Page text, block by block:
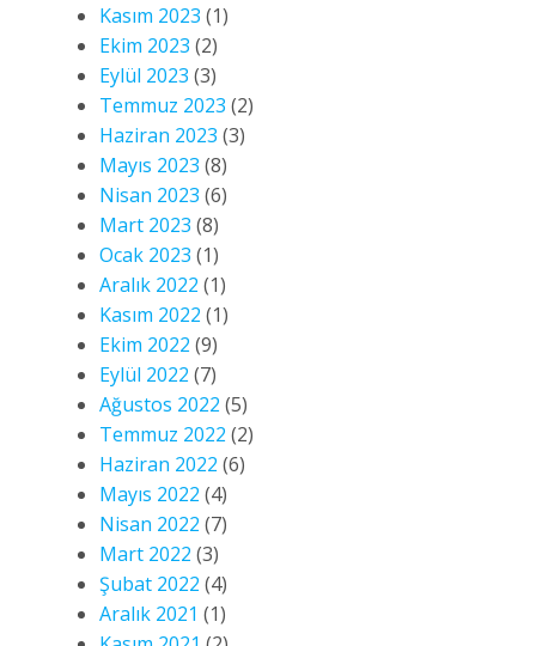
Kasım 2023 (1)
Ekim 2023 (2)
Eylül 2023 (3)
Temmuz 2023 (2)
Haziran 2023 (3)
Mayıs 2023 (8)
Nisan 2023 (6)
Mart 2023 (8)
Ocak 2023 (1)
Aralık 2022 (1)
Kasım 2022 (1)
Ekim 2022 (9)
Eylül 2022 (7)
Ağustos 2022 (5)
Temmuz 2022 (2)
Haziran 2022 (6)
Mayıs 2022 (4)
Nisan 2022 (7)
Mart 2022 (3)
Şubat 2022 (4)
Aralık 2021 (1)